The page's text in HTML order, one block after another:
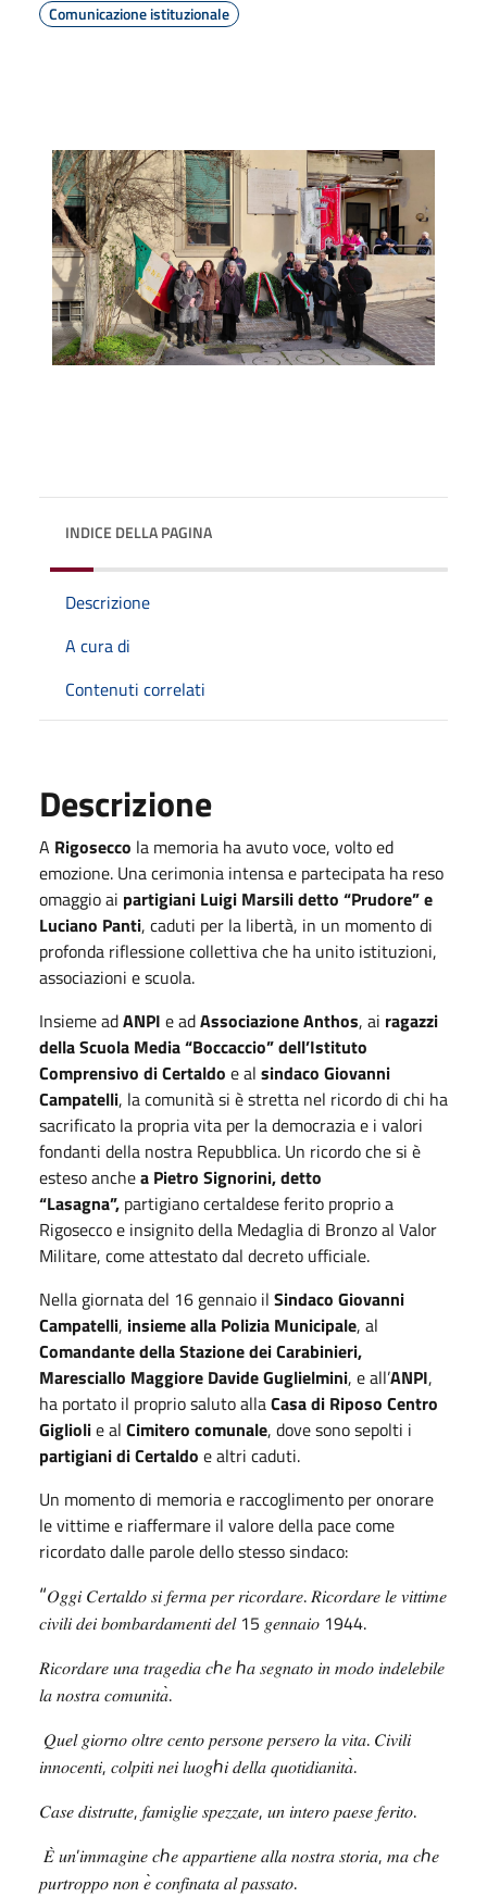
Comunicazione istituzionale
INDICE DELLA PAGINA
Descrizione
A cura di
Contenuti correlati
Descrizione
A Rigosecco la memoria ha avuto voce, volto ed
emozione. Una cerimonia intensa e partecipata ha reso
omaggio ai partigiani Luigi Marsili detto “Prudore” e
Luciano Panti, caduti per la libertà, in un momento di
profonda riflessione collettiva che ha unito istituzioni,
associazioni e scuola.
Insieme adANPI e adAssociazione Anthos, ai ragazzi
della Scuola Media “Boccaccio” dell’Istituto
Comprensivo di Certaldo e al sindaco Giovanni
Campatelli, la comunità si è stretta nel ricordo di chi ha
sacrificato la propria vita per la democrazia e i valori
fondanti della nostra Repubblica. Un ricordo che si è
esteso anchea Pietro Signorini, detto
“Lasagna”, partigiano certaldese ferito proprio a
Rigosecco e insignito della Medaglia di Bronzo al Valor
Militare, come attestato dal decreto ufficiale.
Nella giornata del 16 gennaio il Sindaco Giovanni
Campatelli, insieme alla Polizia Municipale, al
Comandante della Stazione dei Carabinieri,
Maresciallo Maggiore Davide Guglielmini, e all’ANPI,
ha portato il proprio saluto allaCasa di Riposo Centro
Gigliolie al Cimitero comunale, dove sono sepolti i
partigiani di Certaldo e altri caduti.
Un momento di memoria e raccoglimento per onorare
le vittime e riaffermare il valore della pace come
ricordato dalle parole dello stesso sindaco:
“𝑂𝑔𝑔𝑖 𝐶𝑒𝑟𝑡𝑎𝑙𝑑𝑜 𝑠𝑖 𝑓𝑒𝑟𝑚𝑎 𝑝𝑒𝑟 𝑟𝑖𝑐𝑜𝑟𝑑𝑎𝑟𝑒. 𝑅𝑖𝑐𝑜𝑟𝑑𝑎𝑟𝑒 𝑙𝑒 𝑣𝑖𝑡𝑡𝑖𝑚𝑒
𝑐𝑖𝑣𝑖𝑙𝑖 𝑑𝑒𝑖 𝑏𝑜𝑚𝑏𝑎𝑟𝑑𝑎𝑚𝑒𝑛𝑡𝑖 𝑑𝑒𝑙15 𝑔𝑒𝑛𝑛𝑎𝑖𝑜 1944.
𝑅𝑖𝑐𝑜𝑟𝑑𝑎𝑟𝑒 𝑢𝑛𝑎 𝑡𝑟𝑎𝑔𝑒𝑑𝑖𝑎 𝑐ℎ𝑒 ℎ𝑎 𝑠𝑒𝑔𝑛𝑎𝑡𝑜 𝑖𝑛 𝑚𝑜𝑑𝑜 𝑖𝑛𝑑𝑒𝑙𝑒𝑏𝑖𝑙𝑒
𝑙𝑎 𝑛𝑜𝑠𝑡𝑟𝑎 𝑐𝑜𝑚𝑢𝑛𝑖𝑡𝑎̀.
𝑄𝑢𝑒𝑙 𝑔𝑖𝑜𝑟𝑛𝑜 𝑜𝑙𝑡𝑟𝑒 𝑐𝑒𝑛𝑡𝑜 𝑝𝑒𝑟𝑠𝑜𝑛𝑒 𝑝𝑒𝑟𝑠𝑒𝑟𝑜 𝑙𝑎 𝑣𝑖𝑡𝑎. 𝐶𝑖𝑣𝑖𝑙𝑖
𝑖𝑛𝑛𝑜𝑐𝑒𝑛𝑡𝑖, 𝑐𝑜𝑙𝑝𝑖𝑡𝑖 𝑛𝑒𝑖 𝑙𝑢𝑜𝑔ℎ𝑖 𝑑𝑒𝑙𝑙𝑎 𝑞𝑢𝑜𝑡𝑖𝑑𝑖𝑎𝑛𝑖𝑡𝑎̀.
𝐶𝑎𝑠𝑒 𝑑𝑖𝑠𝑡𝑟𝑢𝑡𝑡𝑒, 𝑓𝑎𝑚𝑖𝑔𝑙𝑖𝑒 𝑠𝑝𝑒𝑧𝑧𝑎𝑡𝑒, 𝑢𝑛 𝑖𝑛𝑡𝑒𝑟𝑜 𝑝𝑎𝑒𝑠𝑒 𝑓𝑒𝑟𝑖𝑡𝑜.
𝐸 𝑢𝑛’𝑖𝑚𝑚𝑎𝑔𝑖𝑛𝑒 𝑐ℎ𝑒 𝑎𝑝𝑝𝑎𝑟𝑡𝑖𝑒𝑛𝑒 𝑎𝑙𝑙𝑎 𝑛𝑜𝑠𝑡𝑟𝑎 𝑠𝑡𝑜𝑟𝑖𝑎, 𝑚𝑎 𝑐ℎ𝑒
𝑝𝑢𝑟𝑡𝑟𝑜𝑝𝑝𝑜 𝑛𝑜𝑛 𝑒 𝑐𝑜𝑛𝑓𝑖𝑛𝑎𝑡𝑎 𝑎𝑙 𝑝𝑎𝑠𝑠𝑎𝑡𝑜.